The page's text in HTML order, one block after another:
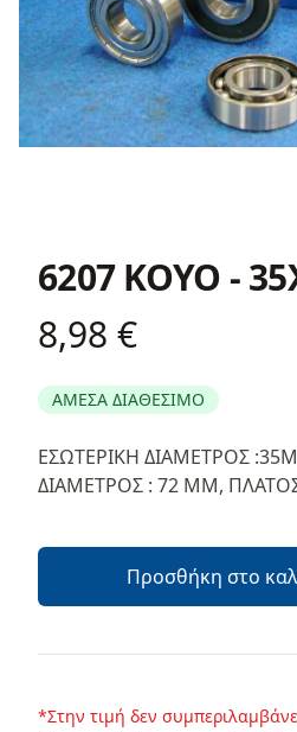
6207 KOYO -
Product information
8,98 €
ΑΜΕΣΑ ΔΙΑΘΕΣΙΜΟ
Περιγραφή
ΕΣΩΤΕΡΙΚΗ ΔΙΑΜΕΤΡΟΣ
ΔΙΑΜΕΤΡΟΣ : 72 ΜΜ,
Προσθήκη στο
*Στην τιμή δεν